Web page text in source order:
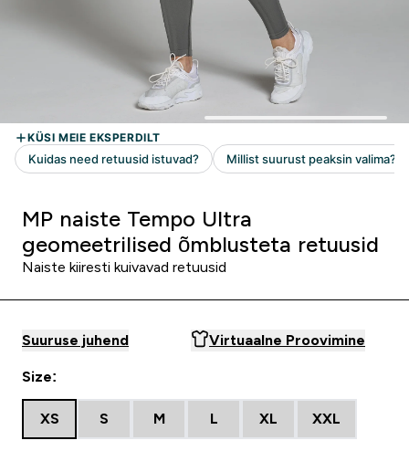
MP naiste Tempo Ultra
geomeetrilised õmblusteta retuusid
Naiste kiiresti kuivavad retuusid
Suuruse juhend Virtuaalne Proovimine
Size:
XS S M L XL XXL